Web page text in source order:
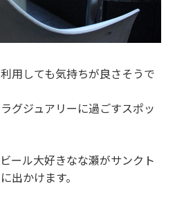
用しても気持ちが良さそうで
グジュアリーに過ごすスポッ
ール大好きなな瀬がサンクト
出かけます。